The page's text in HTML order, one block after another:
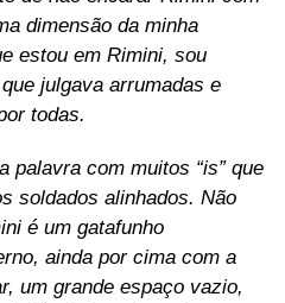
dimensão da minha
estou em Rimini, sou
julgava arrumadas e
todas.
palavra com muitos “is” que
soldados alinhados. Não
é um gatafunho
ainda por cima com a
um grande espaço vazio,